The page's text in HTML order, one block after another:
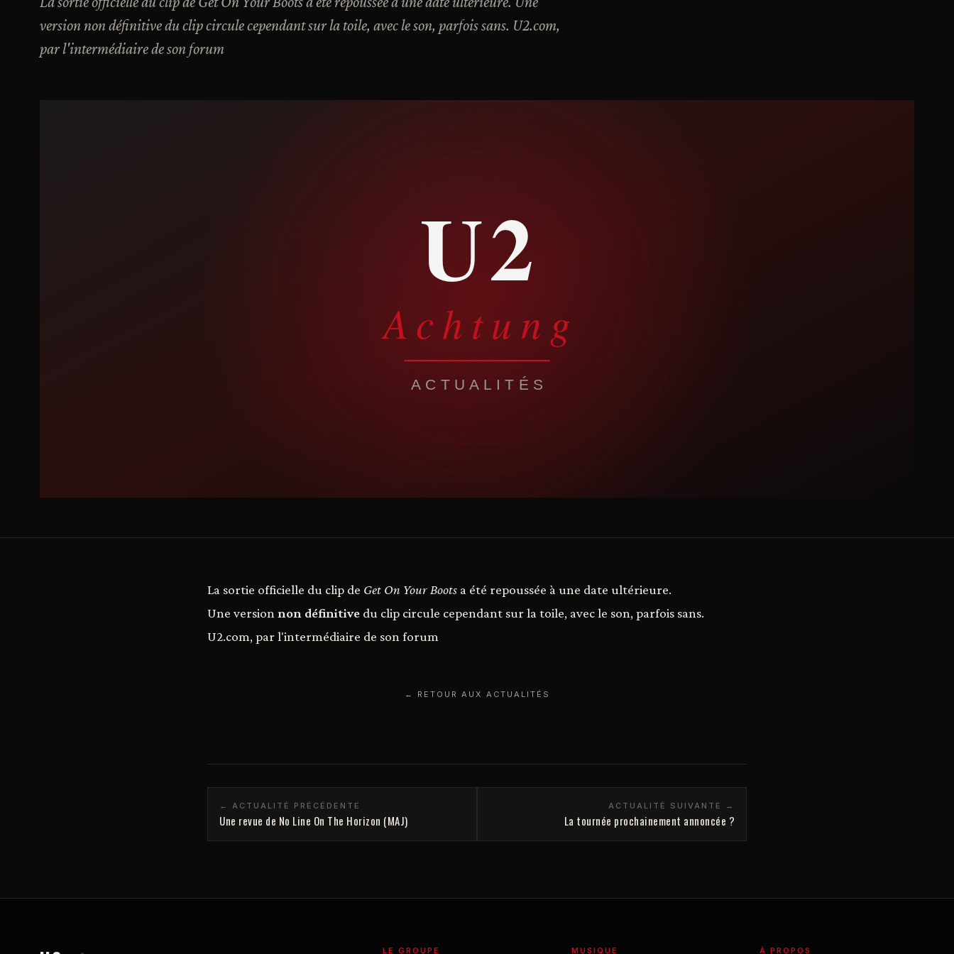
version non définitive du clip circule cependant sur la toile, avec le son, parfois sans. U2.com,
par l'intermédiaire de son forum
La sortie officielle du clip de Get On Your Boots a été repoussée à une date ultérieure.
Une version non définitive du clip circule cependant sur la toile, avec le son, parfois sans.
U2.com, par l'intermédiaire de son forum
← RETOUR AUX ACTUALITÉS
← ACTUALITÉ PRÉCÉDENTE
Une revue de No Line On The Horizon (MAJ)
ACTUALITÉ SUIVANTE →
La tournée prochainement annoncée ?
LE GROUPE MUSIQUE À PROPOS